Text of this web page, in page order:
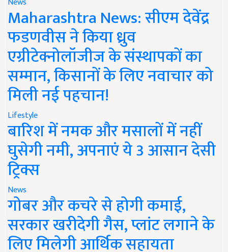
Maharashtra News: सीएम देवेंद्र
फडणवीस ने किया ध्रुव
एग्रीटेक्नोलॉजीज के संस्थापकों का
सम्मान, किसानों के लिए नवाचार को
मिली नई पहचान!
Lifestyle
बारिश में नमक और मसालों में नहीं
घुसेगी नमी, अपनाएं ये 3 आसान देसी
ट्रिक्स
News
गोबर और कचरे से होगी कमाई,
सरकार खरीदेगी गैस, प्लांट लगाने के
लिए मिलेगी आर्थिक सहायता